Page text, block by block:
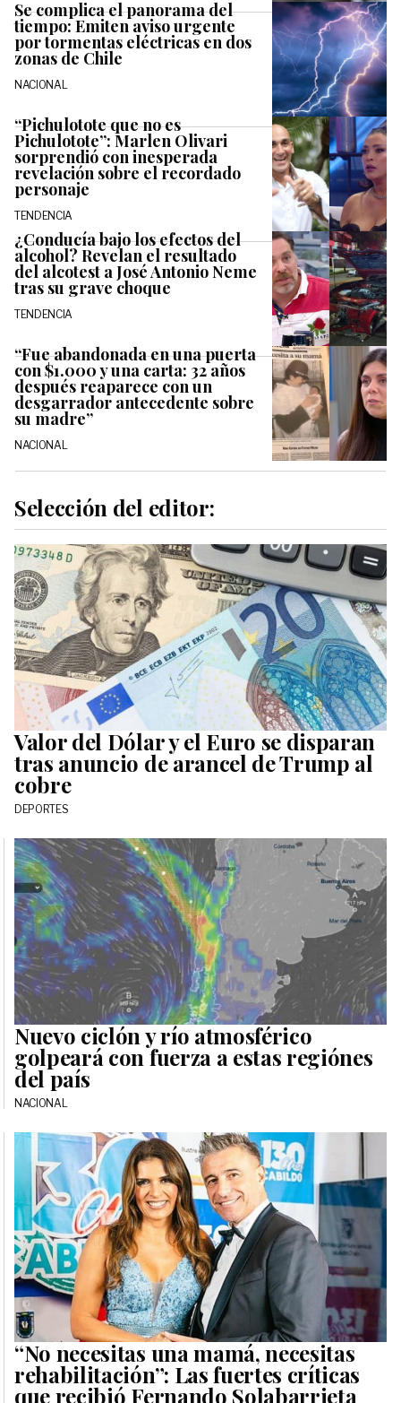
Se complica el panorama del
tiempo: Emiten aviso urgente
por tormentas eléctricas en dos
zonas de Chile
NACIONAL
“Pichulotote que no es
Pichulotote”: Marlen Olivari
sorprendió con inesperada
revelación sobre el recordado
personaje
TENDENCIA
¿Conducía bajo los efectos del
alcohol? Revelan el resultado
del alcotest a José Antonio Neme
tras su grave choque
TENDENCIA
“Fue abandonada en una puerta
con $1.000 y una carta: 32 años
después reaparece con un
desgarrador antecedente sobre
su madre”
NACIONAL
Selección del editor:
Valor del Dólar y el Euro se disparan
tras anuncio de arancel de Trump al
cobre
DEPORTES
Nuevo ciclón y río atmosférico
golpeará con fuerza a estas regiónes
del país
NACIONAL
“No necesitas una mamá, necesitas
rehabilitación”: Las fuertes críticas
que recibió Fernando Solabarrieta